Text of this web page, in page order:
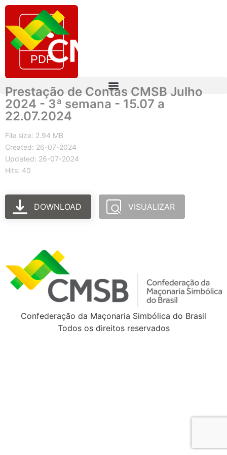
Prestação de Contas CMSB Julho
2024 - 3ª semana - 15.07 a
22.07.2024
File size: 2.94 MB
Created: 26-07-2024
Updated: 26-07-2024
Hits: 40
DOWNLOAD VISUALIZAR
Confederação da Maçonaria Simbólica do Brasil
Todos os direitos reservados